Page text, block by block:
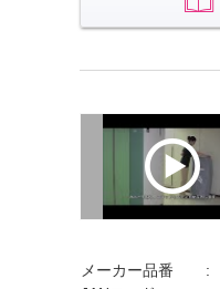
メーカー品番